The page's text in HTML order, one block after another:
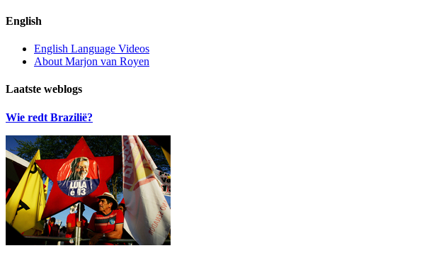
English
English Language Videos
About Marjon van Royen
Laatste weblogs
Wie redt Brazilië?